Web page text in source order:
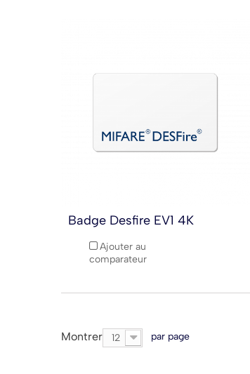
Badge Desfire EV1 4K
Ajouter au
comparateur
Montrer 12 par page